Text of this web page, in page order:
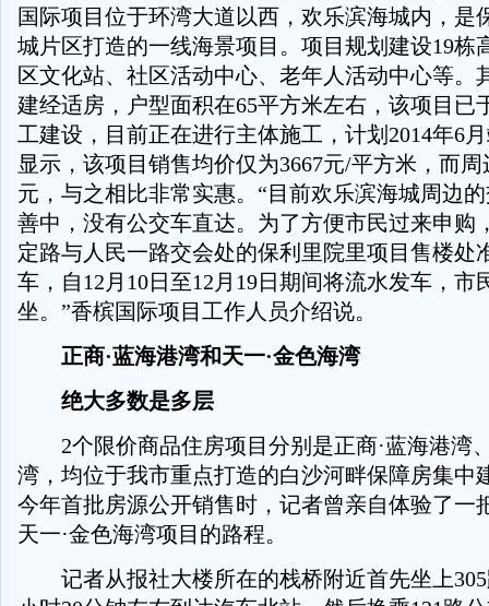
国际项目位于环湾大道以西，欢乐滨海城内，是
城片区打造的一线海景项目。项目规划建设19栋
区文化站、社区活动中心、老年人活动中心等。
建经适房，户型面积在65平方米左右，该项目已
工建设，目前正在进行主体施工，计划2014年6
显示，该项目销售均价仅为3667元/平方米，而
元，与之相比非常实惠。“目前欢乐滨海城周边
善中，没有公交车直达。为了方便市民过来申购
定路与人民一路交会处的保利里院里项目售楼处
车，自12月10日至12月19日期间将流水发车，市
坐。”香槟国际项目工作人员介绍说。
正商·蓝海港湾和天一·金色海湾
绝大多数是多层
2个限价商品住房项目分别是正商·蓝海港湾
湾，均位于我市重点打造的白沙河畔保障房集中
今年首批房源公开销售时，记者曾亲自体验了一
天一·金色海湾项目的路程。
记者从报社大楼所在的栈桥附近首先坐上305